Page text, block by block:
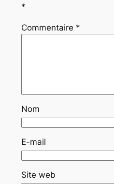
*
Commentaire *
Nom
E-mail
Site web